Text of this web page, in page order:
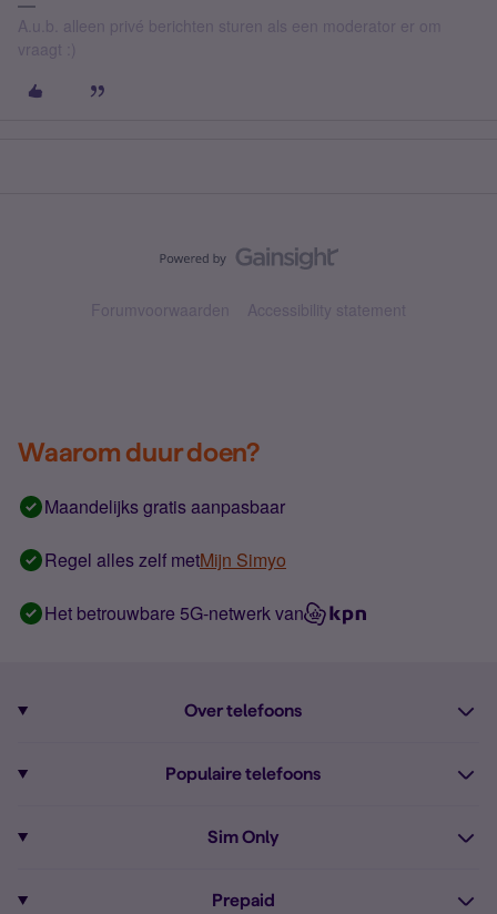
A.u.b. alleen privé berichten sturen als een moderator er om
vraagt :)
Forumvoorwaarden Accessibility statement
Waarom duur doen?
Maandelijks gratis aanpasbaar
Regel alles zelf metMijn Simyo
Het betrouwbare 5G-netwerk van
Over telefoons
Alle telefoons
Populaire telefoons
iPhone 16
Sim Only
Prepaid